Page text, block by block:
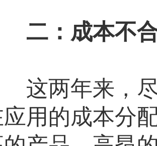
：成本不合
两年来，尽
用的成本分